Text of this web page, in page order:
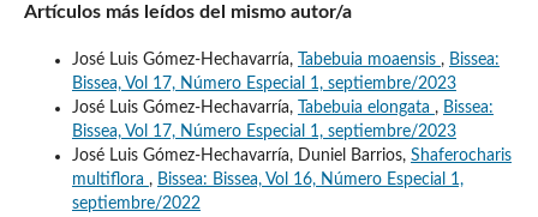
Artículos más leídos del mismo autor/a
José Luis Gómez-Hechavarría, Tabebuia moaensis , Bissea:
Bissea, Vol 17, Número Especial 1, septiembre/2023
José Luis Gómez-Hechavarría,
Tabebuia elongata , Bissea:
Bissea, Vol 17, Número Especial 1, septiembre/2023
José Luis Gómez-Hechavarría, Duniel Barrios, Shaferocharis
multiflora , Bissea: Bissea, Vol 16, Número Especial 1,
septiembre/2022